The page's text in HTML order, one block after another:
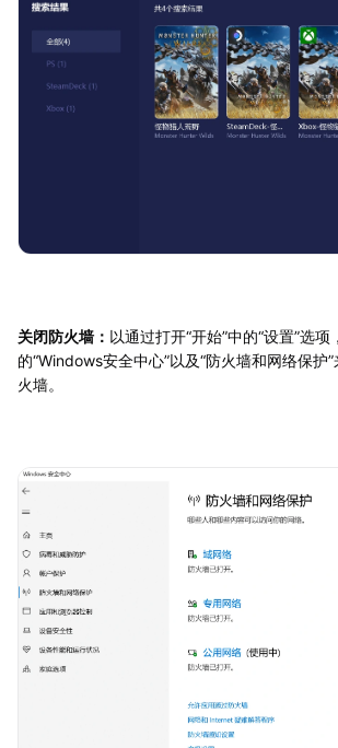
关闭防火墙： 以通过打开“开始”中的“设置”选项
的“Windows安全中心”以及“防火墙和网络保护
火墙。